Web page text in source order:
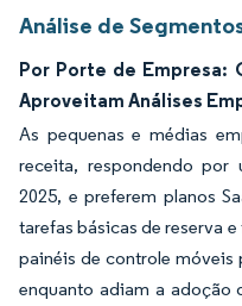
Análise de
Por Porte de Empresa:
Aproveitam Análises
As pequenas e médias
receita, respondendo por
2025, e preferem planos
tarefas básicas de reserva
painéis de controle
enquanto adiam a adoção